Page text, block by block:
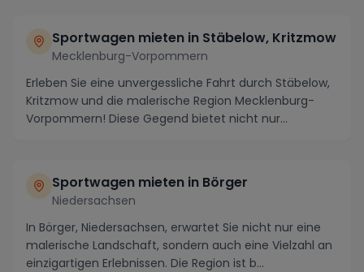
Sportwagen mieten in Stäbelow, Kritzmow
Mecklenburg-Vorpommern
Erleben Sie eine unvergessliche Fahrt durch Stäbelow,
Kritzmow und die malerische Region Mecklenburg-
Vorpommern! Diese Gegend bietet nicht nur
Sportwagen mieten in Börger
Niedersachsen
In Börger, Niedersachsen, erwartet Sie nicht nur eine
malerische Landschaft, sondern auch eine Vielzahl an
einzigartigen Erlebnissen. Die Region ist b...